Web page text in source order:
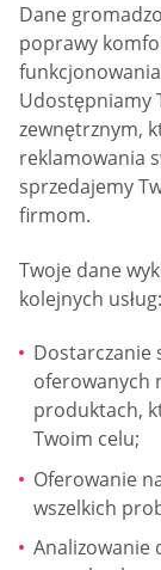
Dane
poprawy
Udostępniamy
zewnętrznym,
reklamowania
sprzedajemy
firmom.
Twoje dane
kolejnych usług:
Dostarczanie
oferowanych
produktach,
Twoim celu;
Oferowanie
wszelkich
Analizowanie